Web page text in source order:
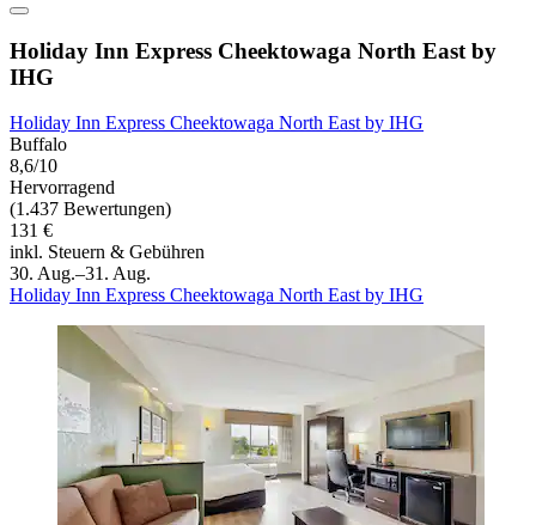
Holiday Inn Express Cheektowaga North East by
IHG
Holiday Inn Express Cheektowaga North East by IHG
Buffalo
8,6/10
Hervorragend
(1.437 Bewertungen)
131 €
inkl. Steuern & Gebühren
30. Aug.–31. Aug.
Holiday Inn Express Cheektowaga North East by IHG